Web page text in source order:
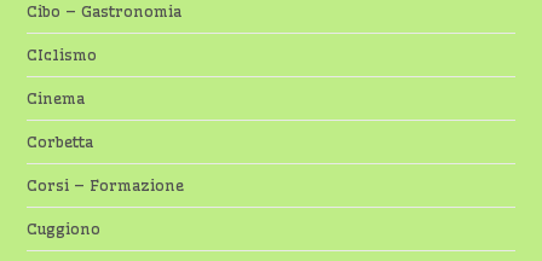
Cibo – Gastronomia
CIclismo
Cinema
Corbetta
Corsi – Formazione
Cuggiono